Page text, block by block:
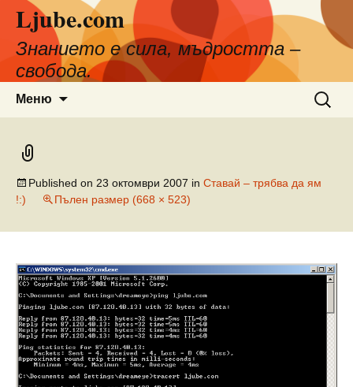
съдържанието
Ljube.com
Знанието е сила, мъдростта –
свобода.
Меню
за:
Published on 23 октомври 2007 in Ставай – трябва да ям
!:)
Пълен размер (668 × 523)